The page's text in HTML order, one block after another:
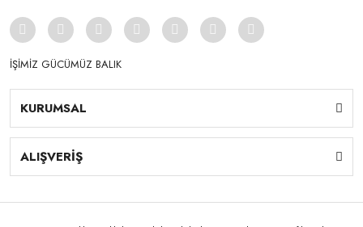
İŞİMİZ GÜCÜMÜZ BALIK
KURUMSAL
ALIŞVERİŞ